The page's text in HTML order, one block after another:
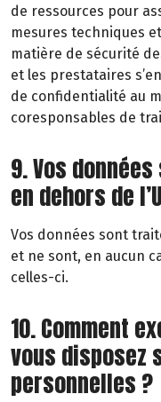
de ressources pour
mesures techniques
matière de sécurité
et les prestataires
de confidentialité au
coresponsables de
9. Vos
en dehors de
Vos données sont
et ne sont, en aucun
celles-ci.
10. Comment
vous disposez
personnelles ?